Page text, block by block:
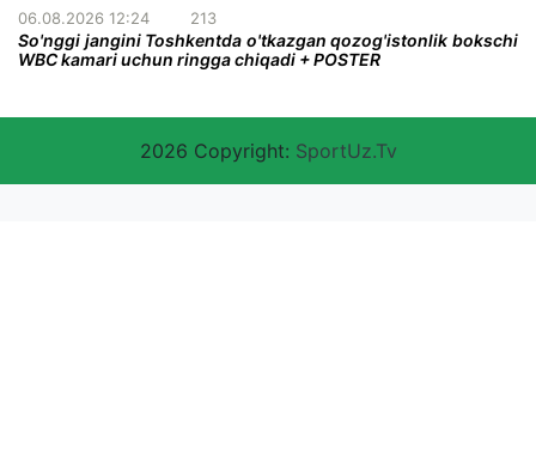
06.08.2026 12:24 213
So'nggi jangini Toshkentda o'tkazgan qozog'istonlik bokschi
WBC kamari uchun ringga chiqadi + POSTER
2026 Copyright: SportUz.Tv